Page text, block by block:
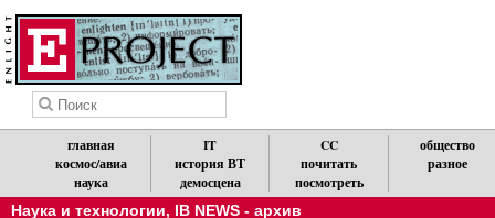
главная
космос/авиа
наука
IT
история ВТ
демосцена
CC
почитать
посмотреть
общество
разное
Наука и технологии, IB NEWS - архив